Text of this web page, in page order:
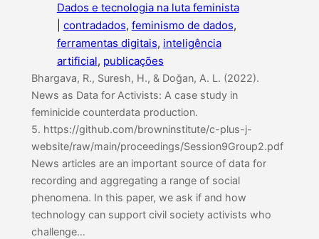
Dados e tecnologia na luta feminista
contradados, feminismo de dados
ferramentas digitais, inteligência
artificial, publicações
Bhargava, R., Suresh, H., & Doğan, A. L. (2022).
News as Data for Activists: A case study in
feminicide counterdata production.
5. https://github.com/browninstitute/c-plus-j-
website/raw/main/proceedings/Session9Group2.pdf
News articles are an important source of data for
recording and aggregating a range of social
phenomena. In this paper, we ask if and how
technology can support civil society activists who
challenge…